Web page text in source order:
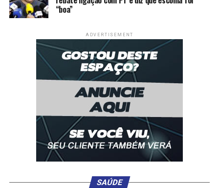
“boa”
ADVERTISEMENT
SAÚDE